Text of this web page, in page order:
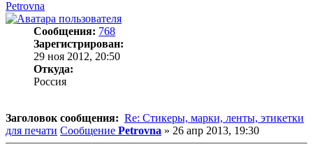
Petrovna
Сообщения: 768
Зарегистрирован:
29 ноя 2012, 20:50
Откуда:
Россия
Заголовок сообщения: Re: Стикеры, марки, ленты, этикетки
для печати Сообщение Petrovna » 26 апр 2013, 19:30